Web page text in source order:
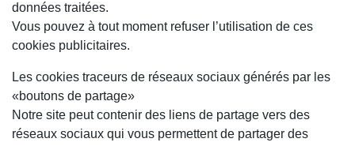
données traitées.
Vous pouvez à tout moment refuser l’utilisation de ces
cookies publicitaires.
Les cookies traceurs de réseaux sociaux générés par les
«boutons de partage»
Notre site peut contenir des liens de partage vers des
réseaux sociaux qui vous permettent de partager des